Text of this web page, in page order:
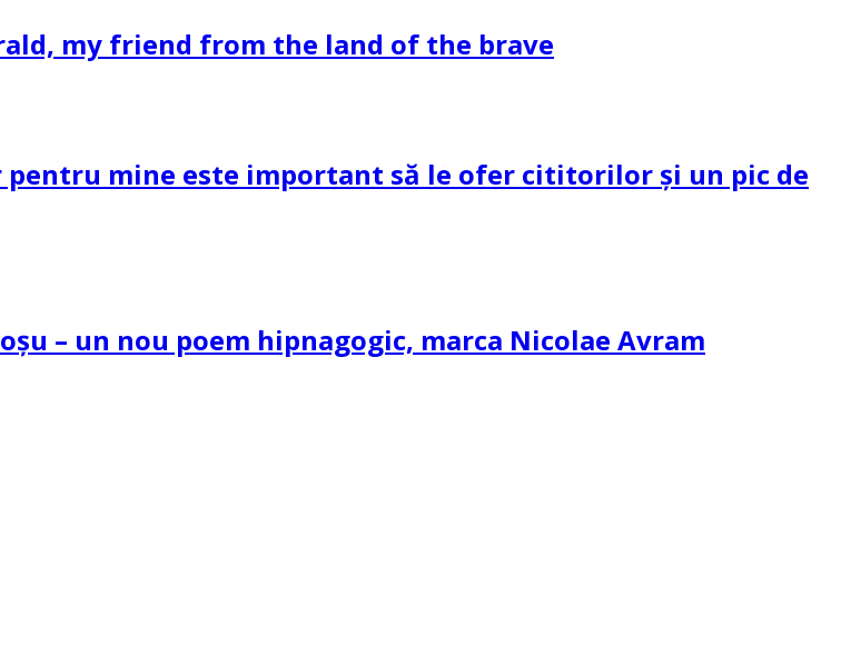
my friend from the land of the brave
pentru mine este important să le ofer cititorilor și un pic de
– un nou poem hipnagogic, marca Nicolae Avram